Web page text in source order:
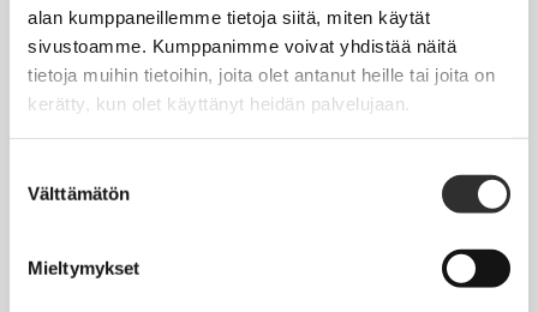
alan kumppaneillemme tietoja siitä, miten käytät
sivustoamme. Kumppanimme voivat yhdistää näitä
tietoja muihin tietoihin, joita olet antanut heille tai joita on
kerätty, kun olet käyttänyt heidän palvelujaan.
valinta
Välttämätön
Mieltymykset
JOBI
TYÖELÄMÄOPAS
Työnhaku
Työsuhde ja virkasuhde
virkaehtosopimukset